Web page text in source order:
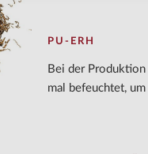
PU-ERH
Bei der
mal befeuchtet,